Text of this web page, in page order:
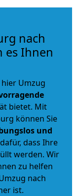
nach
es Ihnen
Umzug
bietet. Mit
können Sie
und
dass Ihre
werden. Wir
zu helfen
nach
ist.